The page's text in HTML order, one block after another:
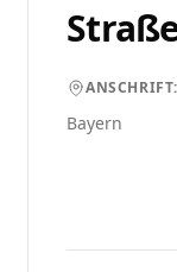
ANSCHRIFT:
Bayern